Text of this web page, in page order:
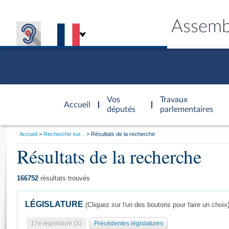
Accueil
d'accueil
Vos
députés
Travaux
parlementaires
Général
Vous
Accueil Recherche sur... Résultats de la recherche
Résultats de la recherche
166752 résultats trouvés
LÉGISLATURE (Cliquez sur l'un des boutons pour faire un choix)
17e législature (X) Précédentes législatures